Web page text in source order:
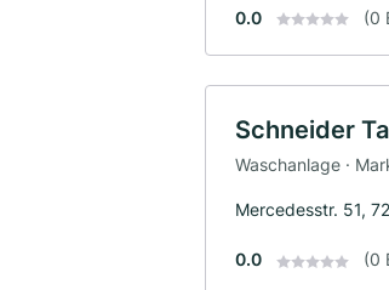
0.0 (0
Schneider
Waschanlage ·
Mercedesstr. 51,
0.0 (0